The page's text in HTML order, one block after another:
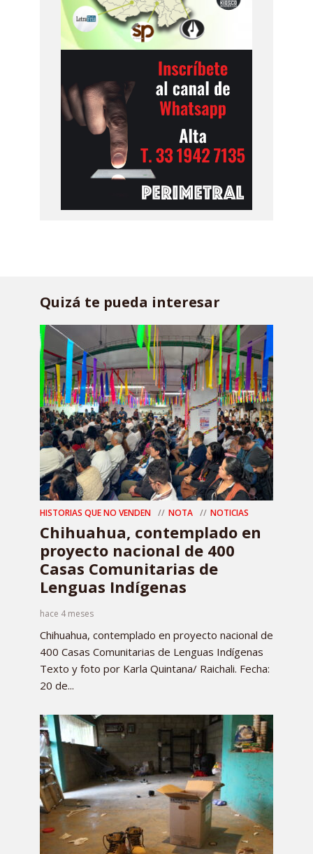
Quizá te pueda interesar
HISTORIAS QUE NO VENDEN NOTA NOTICIAS
Chihuahua, contemplado en
proyecto nacional de 400
Casas Comunitarias de
Lenguas Indígenas
hace 4 meses
Chihuahua, contemplado en proyecto nacional de
400 Casas Comunitarias de Lenguas Indígenas
Texto y foto por Karla Quintana/ Raichali. Fecha:
20 de...